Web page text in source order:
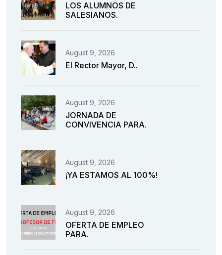
LOS ALUMNOS DE
SALESIANOS.
August 9, 2026
El Rector Mayor, D..
August 9, 2026
JORNADA DE
CONVIVENCIA PARA.
August 9, 2026
¡YA ESTAMOS AL 100%!
August 9, 2026
OFERTA DE EMPLEO
PARA.